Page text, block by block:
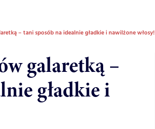
– tani sposób na idealnie gładkie i nawilżone włosy!
galaretką –
gładkie i